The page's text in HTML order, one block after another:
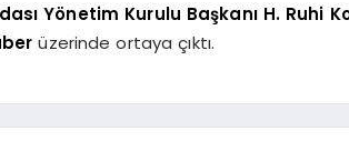
Yönetim Kurulu Başkanı H. Ruhi
üzerinde ortaya çıktı.